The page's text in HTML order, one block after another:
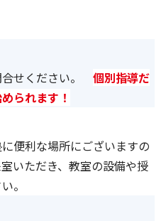
せください。 個別指導だ
られます！
便利な場所にございますの
いただき、教室の設備や授
。